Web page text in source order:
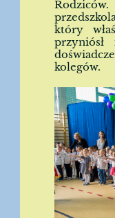
który
kolegów.